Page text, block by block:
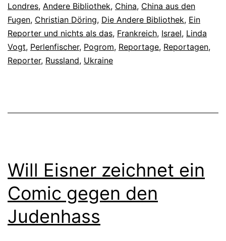
Londres, Andere Bibliothek, China, China aus den
Fugen, Christian Döring, Die Andere Bibliothek, Ein
Reporter und nichts als das, Frankreich, Israel, Linda
Vogt, Perlenfischer, Pogrom, Reportage, Reportagen,
Reporter, Russland, Ukraine
Will Eisner zeichnet ein
Comic gegen den
Judenhass